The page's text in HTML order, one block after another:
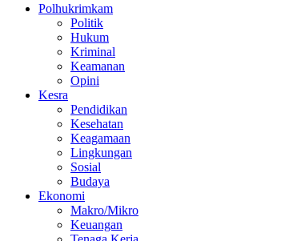
Polhukrimkam
Politik
Hukum
Kriminal
Keamanan
Opini
Kesra
Pendidikan
Kesehatan
Keagamaan
Lingkungan
Sosial
Budaya
Ekonomi
Makro/Mikro
Keuangan